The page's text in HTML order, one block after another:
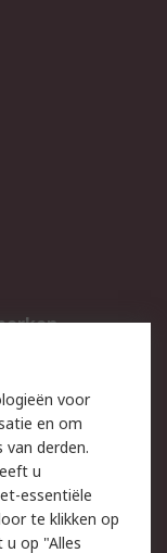
voor
en om
derden.
u
essentiële
te klikken op
op "Alles